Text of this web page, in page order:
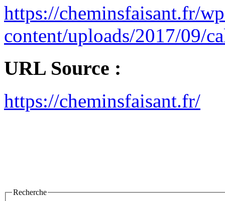
https://cheminsfaisant.fr/
content/uploads/2017/09/
URL Source :
https://cheminsfaisant.fr/
Recherche